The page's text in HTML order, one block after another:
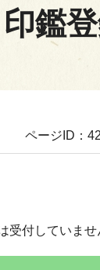
鑑
ページID：
受付していませ